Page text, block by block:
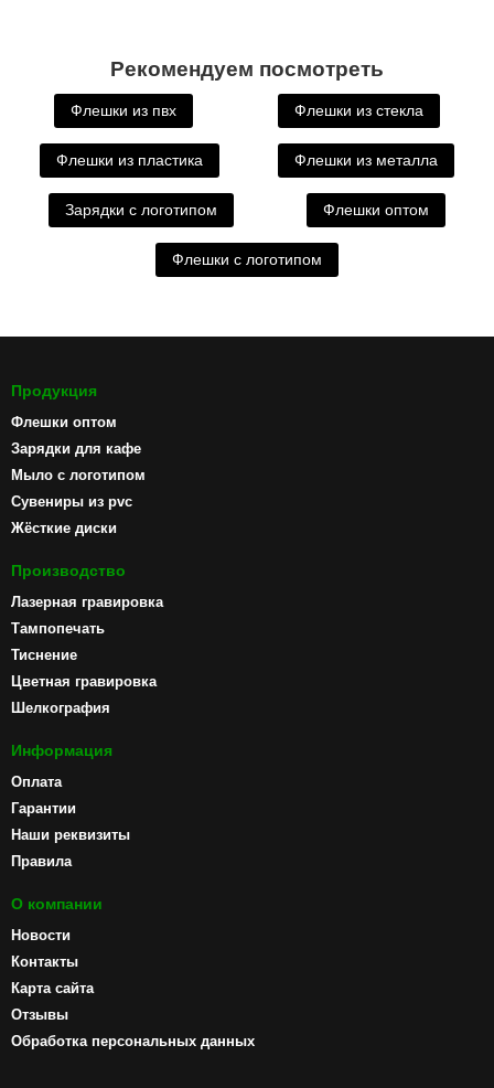
Рекомендуем посмотреть
Флешки из пвх Флешки из стекла
Флешки из пластика Флешки из металла
Зарядки с логотипом Флешки оптом
Флешки с логотипом
Продукция
Флешки оптом
Зарядки для кафе
Мыло с логотипом
Сувениры из pvc
Жёсткие диски
Производство
Лазерная гравировка
Тампопечать
Тиснение
Цветная гравировка
Шелкография
Информация
Оплата
Гарантии
Наши реквизиты
Правила
О компании
Новости
Контакты
Карта сайта
Отзывы
Обработка персональных данных